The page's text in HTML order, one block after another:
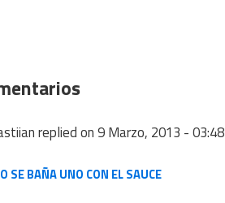
replied on9 Marzo, 2013 - 03:48
SE BAÑA UNO CON EL SAUCE